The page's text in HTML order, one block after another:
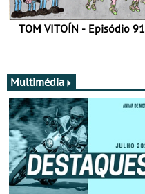
TOM VITOÍN - Episódio 91
Multimédia